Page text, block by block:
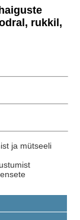
rukkil,
ja mütseeli